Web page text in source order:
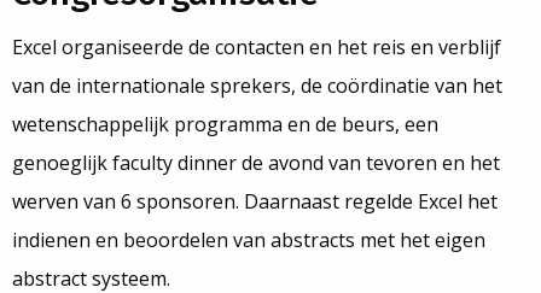
Excel organiseerde de contacten en het reis en verblijf
van de internationale sprekers, de coördinatie van het
wetenschappelijk programma en de beurs, een
genoeglijk faculty dinner de avond van tevoren en het
werven van 6 sponsoren. Daarnaast regelde Excel het
indienen en beoordelen van abstracts met het eigen
abstract systeem.